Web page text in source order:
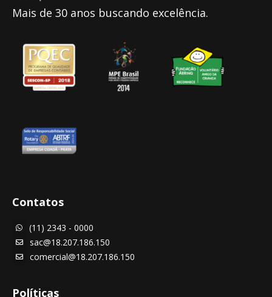
Mais de 30 anos buscando excelência.
Contatos
 (11) 2343 - 0000
 sac@18.207.186.150
 comercial@18.207.186.150
Políticas